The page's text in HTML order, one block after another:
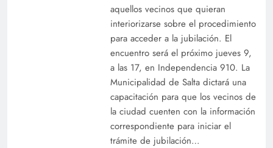
aquellos vecinos que quieran
interiorizarse sobre el procedimiento
para acceder a la jubilación. El
encuentro será el próximo jueves 9,
a las 17, en Independencia 910. La
Municipalidad de Salta dictará una
capacitación para que los vecinos de
la ciudad cuenten con la información
correspondiente para iniciar el
trámite de jubilación…